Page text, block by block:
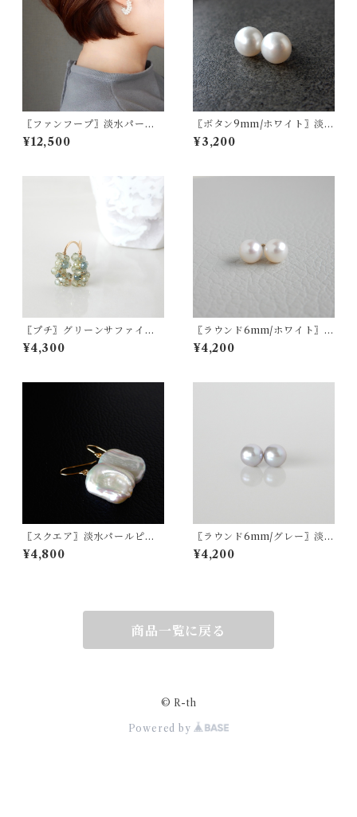
〖ファンフープ〗淡水パール
ピアス/イヤリング（ホワイ
ト）14kgf【1690】
¥12,500
〖ボタン9mm/ホワイト〗淡水
パールスタッドピアス/イヤリ
ング14kgf/SV925【1906】
¥3,200
〖プチ〗グリーンサファイア
ピアス/イヤリング 14kgf 9月
の誕生石【1383】
¥4,300
〖ラウンド6mm/ホワイト〗淡
水パールスタッドピアス/イヤ
リング14kgf/SV925【1201】
¥4,200
〖スクエア〗淡水パールピア
ス/イヤリング 14kgf【1354】
¥4,800
〖ラウンド6mm/グレー〗淡水
パールスタッドピアス/イヤリ
ング14kgf/SV925【1334】
¥4,200
商品一覧に戻る
© R-th
Powered by